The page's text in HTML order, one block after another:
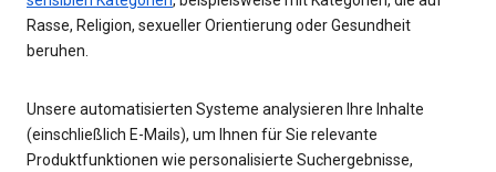
Rasse, Religion, sexueller Orientierung oder Gesundheit
beruhen.
Unsere automatisierten Systeme analysieren Ihre Inhalte
(einschließlich E-Mails), um Ihnen für Sie relevante
Produktfunktionen wie personalisierte Suchergebnisse,